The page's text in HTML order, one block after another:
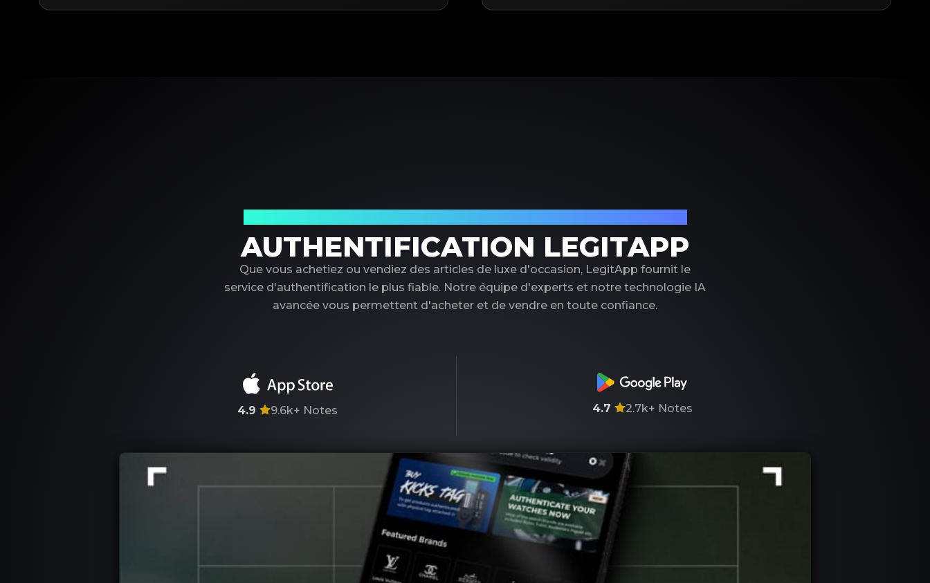
AUTHENTIFICATION LEGITAPP
Que vous achetiez ou vendiez des articles de luxe d'occasion, LegitApp fournit le
service d'authentification le plus fiable. Notre équipe d'experts et notre technologie IA
avancée vous permettent d'acheter et de vendre en toute confiance.
4.9 9.6k+ Notes 4.7 2.7k+ Notes